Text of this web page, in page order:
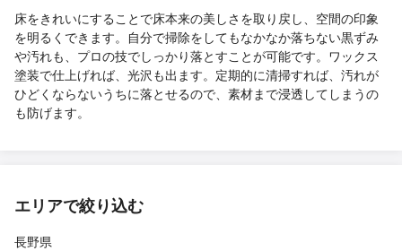
床をきれいにすることで床本来の美しさを取り戻し、空間の印象
を明るくできます。自分で掃除をしてもなかなか落ちない黒ずみ
や汚れも、プロの技でしっかり落とすことが可能です。ワックス
塗装で仕上げれば、光沢も出ます。定期的に清掃すれば、汚れが
ひどくならないうちに落とせるので、素材まで浸透してしまうの
も防げます。
エリアで絞り込む
長野県